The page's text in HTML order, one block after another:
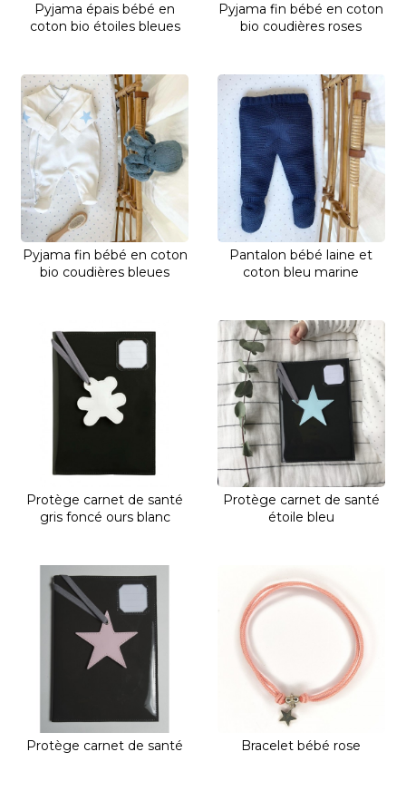
Pyjama épais bébé en
coton bio étoiles bleues
Pyjama fin bébé en coton
bio coudières roses
Pyjama fin bébé en coton
bio coudières bleues
Pantalon bébé laine et
coton bleu marine
Protège carnet de santé
gris foncé ours blanc
Protège carnet de santé
étoile bleu
Protège carnet de santé Bracelet bébé rose